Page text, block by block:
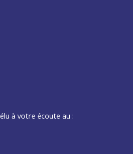
à votre écoute au :